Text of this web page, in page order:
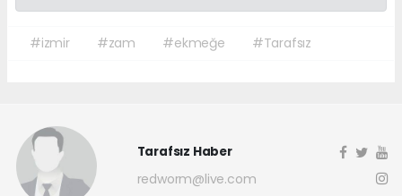
#izmir #zam #ekmeğe #Tarafsız
Tarafsız Haber
redworm@live.com